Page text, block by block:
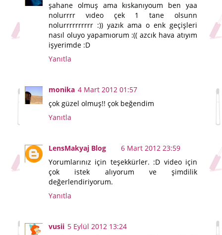
şahane olmuş ama kıskanıyoum ben yaa
nolurrrr vıdeo çek 1 tane olsunn
nolurrrrrrrrrr :)) yazık ama o enk geçişleri
nasıl oluyo yapamıorum :(( azcık hava atıyım
işyerimde :D
Yanıtla
monika 4 Mart 2012 01:57
çok güzel olmuş!! çok beğendim
Yanıtla
LensMakyaj Blog
6 Mart 2012 23:59
Yorumlarınız için teşekkürler. :D video için
çok istek alıyorum ve şimdilik
değerlendiriyorum.
Yanıtla
vusii 5 Eylül 2012 13:24